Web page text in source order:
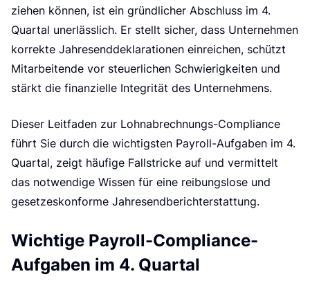
ziehen können, ist ein gründlicher Abschluss im 4.
Quartal unerlässlich. Er stellt sicher, dass Unternehmen
korrekte Jahresenddeklarationen einreichen, schützt
Mitarbeitende vor steuerlichen Schwierigkeiten und
stärkt die finanzielle Integrität des Unternehmens.
Dieser Leitfaden zur Lohnabrechnungs-Compliance
führt Sie durch die wichtigsten Payroll-Aufgaben im 4.
Quartal, zeigt häufige Fallstricke auf und vermittelt
das notwendige Wissen für eine reibungslose und
gesetzeskonforme Jahresendberichterstattung.
Wichtige Payroll-Compliance-
Aufgaben im 4. Quartal